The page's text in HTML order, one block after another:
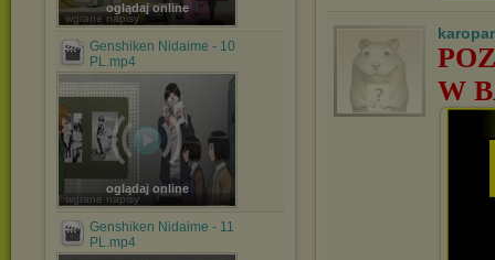
oglądaj online
wgrane napisy
Genshiken Nidaime - 10
PL.mp4
oglądaj online
wgrane napisy
Genshiken Nidaime - 11
PL.mp4
W